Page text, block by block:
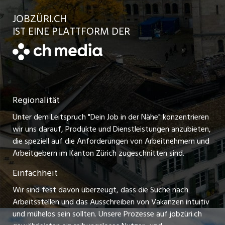
Jobs in der Stadt Uster
Jobs in der Stadt Horgen
Festanstellungen
Temporäre Jobs
Freelance Jobs
Praktikum-Jobs
Lehrstellen
Ferienjobs
Führungspositionen
Schnittstelle
Ratgeber
AGB
Datenschutzerklärung
Nutzungsbedingungen
Impressum
Stellenmeldepflicht
jobbasel.ch
jobbern.ch
jobmittelland.ch
zentraljob.ch
myjob.ch
schaffu.ch (VS)
ajourjob.ch
limmattalerzeitung.ch
radio24.ch
JOBZÜRI.CH
IST EINE PLATTFORM DER
Regionalität
Unter dem Leitspruch "Dein Job in der Nähe" konzentrieren
wir uns darauf, Produkte und Dienstleistungen anzubieten,
die speziell auf die Anforderungen von Arbeitnehmern und
Arbeitgebern im Kanton Zürich zugeschnitten sind.
Einfachheit
Wir sind fest davon überzeugt, dass die Suche nach
Arbeitsstellen und das Ausschreiben von Vakanzen intuitiv
und mühelos sein sollten. Unsere Prozesse auf jobzüri.ch